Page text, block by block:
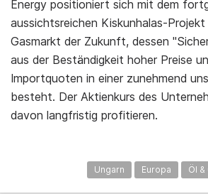
Energy positioniert sich mit dem
aussichtsreichen Kiskunhalas-
Gasmarkt der Zukunft, dessen
aus der Beständigkeit hoher Preise
Importquoten in einer zunehmend
besteht. Der Aktienkurs des
davon langfristig profitieren.
Ungarn Europa Öl &